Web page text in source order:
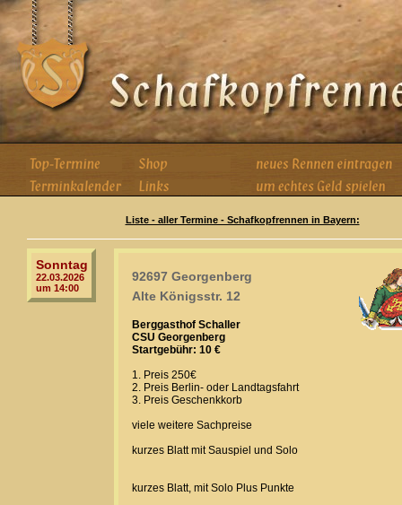
Liste - aller Termine - Schafkopfrennen in Bayern:
Sonntag
22.03.2026
um 14:00
92697 Georgenberg
Alte Königsstr. 12
Berggasthof Schaller
CSU Georgenberg
Startgebühr: 10 €
1. Preis 250€
2. Preis Berlin- oder Landtagsfahrt
3. Preis Geschenkkorb
viele weitere Sachpreise
kurzes Blatt mit Sauspiel und Solo
kurzes Blatt, mit Solo Plus Punkte